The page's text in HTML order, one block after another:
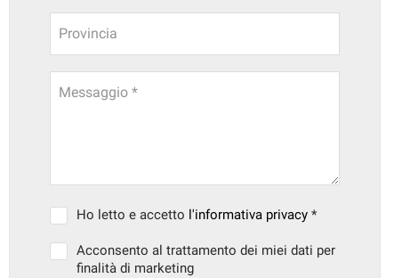
Provincia
Messaggio *
Ho letto e accetto l'informativa privacy *
Acconsento al trattamento dei miei dati per
finalità di marketing